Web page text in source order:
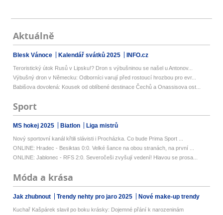
Aktuálně
Blesk Vánoce Kalendář svátků 2025 INFO.cz
Teroristický útok Rusů v Lipsku!? Dron s výbušninou se našel u Antonov...
Výbušný dron v Německu: Odborníci varují před rostoucí hrozbou pro evr...
Babišova dovolená: Kousek od oblíbené destinace Čechů a Onassisova ost...
Sport
MS hokej 2025 Biatlon Liga mistrů
Nový sportovní kanál křtili slávisti i Procházka. Co bude Prima Sport ...
ONLINE: Hradec - Besiktas 0:0. Velké šance na obou stranách, na první ...
ONLINE: Jablonec - RFS 2:0. Severočeši zvyšují vedení! Hlavou se prosa...
Móda a krása
Jak zhubnout Trendy nehty pro jaro 2025 Nové make-up trendy
Kuchař Kašpárek slavil po boku krásky: Dojemné přání k narozeninám